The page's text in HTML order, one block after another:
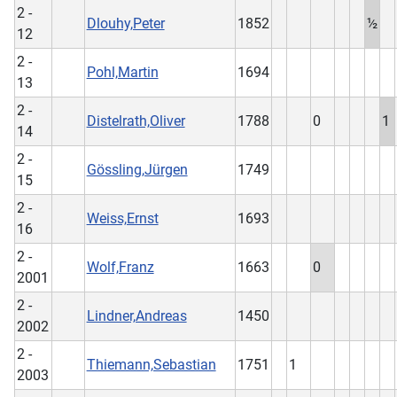
2 -
12
Dlouhy,Peter 1852 ½
2 -
13
Pohl,Martin 1694
2 -
14
Distelrath,Oliver 1788 0 1
2 -
15
Gössling,Jürgen 1749
2 -
16
Weiss,Ernst 1693
2 -
2001
Wolf,Franz 1663 0
2 -
2002
Lindner,Andreas 1450
2 -
2003
Thiemann,Sebastian 1751 1